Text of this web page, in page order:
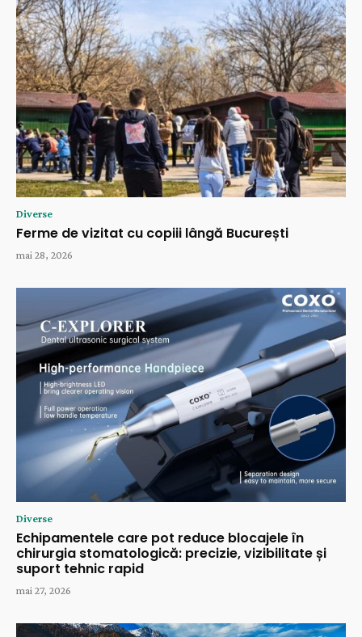
Diverse
Ferme de vizitat cu copiii lângă București
mai 28, 2026
Diverse
Echipamentele care pot reduce blocajele în
chirurgia stomatologică: precizie, vizibilitate și
suport tehnic rapid
mai 27, 2026